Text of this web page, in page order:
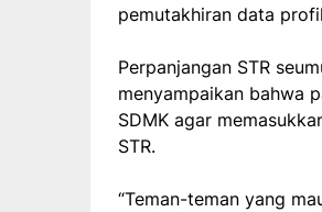
pemutakhiran data
Perpanjangan STR
menyampaikan bahwa
SDMK agar
STR.
“Teman-teman yang